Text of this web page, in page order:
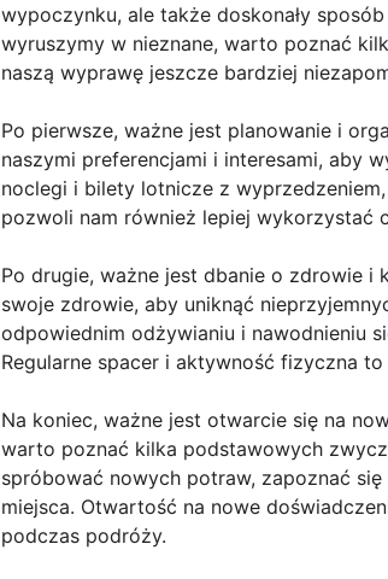
wypoczynku, ale także doskonały
wyruszymy w nieznane, warto poznać
naszą wyprawę jeszcze bardziej
Po pierwsze, ważne jest planowanie i
naszymi preferencjami i interesami, aby
noclegi i bilety lotnicze z
pozwoli nam również lepiej wykorzystać
Po drugie, ważne jest dbanie o zdrowie
swoje zdrowie, aby uniknąć
odpowiednim odżywianiu i nawodnieniu
Regularne spacer i aktywność fizyczna
Na koniec, ważne jest otwarcie się na
warto poznać kilka podstawowych
spróbować nowych potraw, zapoznać
miejsca. Otwartość na nowe
podczas podróży.